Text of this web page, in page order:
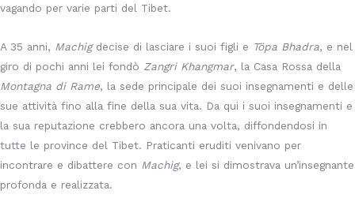
vagando per varie parti del Tibet.
A 35 anni, Machigdecise di lasciare i suoi figli e Töpa Bhadra, e nel
giro di pochi anni lei fondò Zangri Khangmar, la Casa Rossa della
Montagna di Rame, la sede principale dei suoi insegnamenti e delle
sue attività fino alla fine della sua vita. Da qui i suoi insegnamenti e
la sua reputazione crebbero ancora una volta, diffondendosi in
tutte le province del Tibet. Praticanti eruditi venivano per
incontrare e dibattere con Machig, e lei si dimostrava un’insegnante
profonda e realizzata.